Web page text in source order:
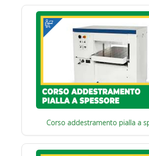
Corso addestramento pialla a